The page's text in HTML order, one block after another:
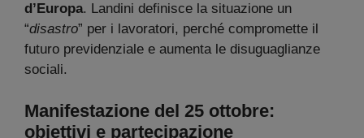
d’Europa. Landini definisce la situazione un
“disastro” per i lavoratori, perché compromette il
futuro previdenziale e aumenta le disuguaglianze
sociali.
Manifestazione del 25 ottobre:
obiettivi e partecipazione